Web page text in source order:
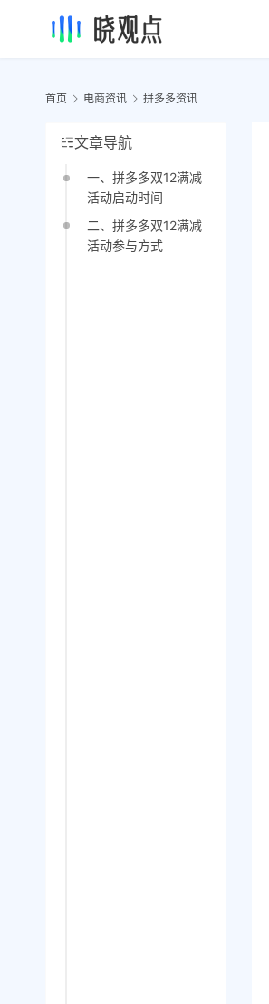
首页 电商资讯 拼多多资讯
文章导航
一、拼多多双12满减
活动启动时间
二、拼多多双12满减
活动参与方式